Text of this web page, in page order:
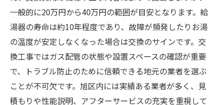
一般的に20万円から40万円の範囲が目安となります。給
湯器の寿命は約10年程度であり、故障が頻発したりお湯
の温度が安定しなくなった場合は交換のサインです。交
換工事ではガス配管の状態や設置スペースの確認が重要
で、トラブル防止のために信頼できる地元の業者を選ぶ
ことが不可欠です。旭区内には実績ある業者が多く、見
積もりや性能説明、アフターサービスの充実を重視して